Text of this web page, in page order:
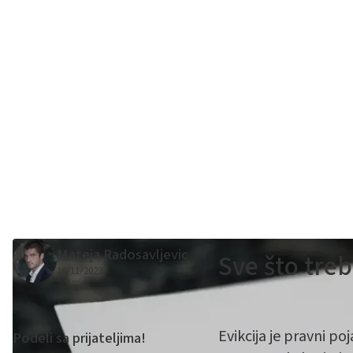
Mateja Radosavljevic
16/11/2023 Sve što
Podeli sa prijateljima!
Evikcija je pravni